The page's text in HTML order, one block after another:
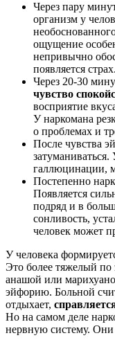
Через пару
организм у
ощущение
непривычно
появляется страх.
Через 20-30
чувство
восприятие
У наркомана
о проблемах и
После чувства
затуманиваться.
галлюцинации,
Постепенно
Появляется
подряд и в
сонливость,
человек может
У человека
Это более тяжелый по
анашой или
эйфорию. Больной
отдыхает,
Но на самом деле
нервную систему. Они